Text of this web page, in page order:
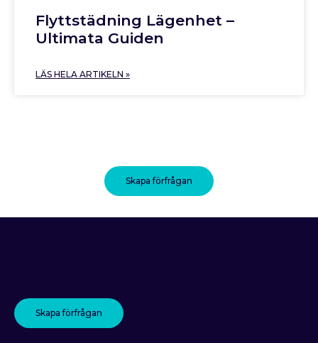
Flyttstädning Lägenhet –
Ultimata Guiden
LÄS HELA ARTIKELN »
Skapa förfrågan
Skapa förfrågan